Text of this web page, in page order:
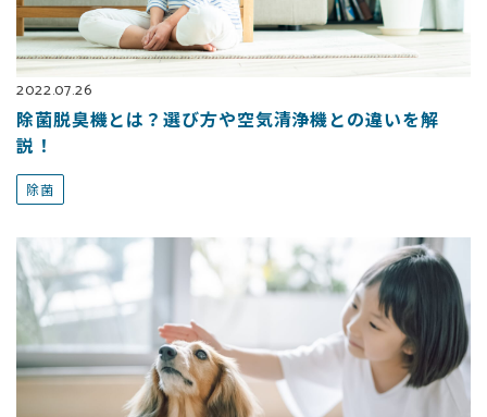
2022.07.26
除菌脱臭機とは？選び方や空気清浄機との違いを解
説！
除菌